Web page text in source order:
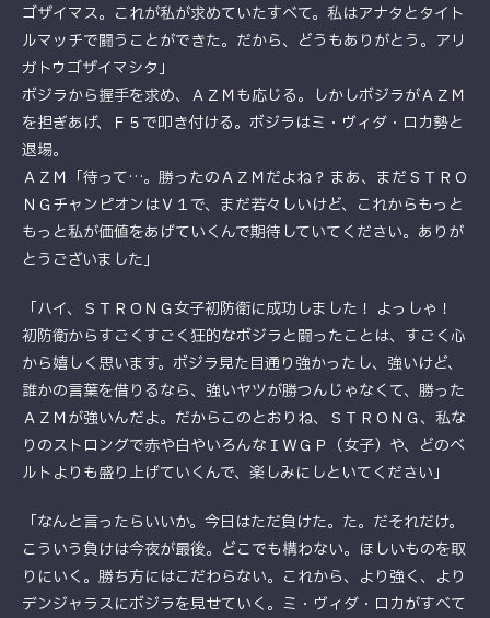
ゴザイマス。これが私が求めていたすべて。私はアナタとタイト
ルマッチで闘うことができた。だから、どうもありがとう。アリ
ガトウゴザイマシタ」
ボジラから握手を求め、ＡＺＭも応じる。しかしボジラがＡＺＭ
を担ぎあげ、Ｆ５で叩き付ける。ボジラはミ・ヴィダ・ロカ勢と
退場。
ＡＺＭ「待って…。勝ったのＡＺＭだよね？ まあ、まだＳＴＲＯ
ＮＧチャンピオンはＶ１で、まだ若々しいけど、これからもっと
もっと私が価値をあげていくんで期待していてください。ありが
とうございました」
「ハイ、ＳＴＲＯＮＧ女子初防衛に成功しました！ よっしゃ！
初防衛からすごくすごく狂的なボジラと闘ったことは、すごく心
から嬉しく思います。ボジラ見た目通り強かったし、強いけど、
誰かの言葉を借りるなら、強いヤツが勝つんじゃなくて、勝った
ＡＺＭが強いんだよ。だからこのとおりね、ＳＴＲＯＮＧ、私な
りのストロングで赤や白やいろんなＩＷＧＰ（女子）や、どのベ
ルトよりも盛り上げていくんで、楽しみにしといてください」
「なんと言ったらいいか。今日はただ負けた。た。だそれだけ。
こういう負けは今夜が最後。どこでも構わない。ほしいものを取
りにいく。勝ち方にはこだわらない。これから、より強く、より
デンジャラスにボジラを見せていく。ミ・ヴィダ・ロカがすべて